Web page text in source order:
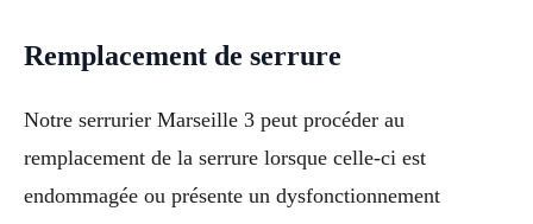
Remplacement de serrure
Notre serrurier Marseille 3 peut procéder au
remplacement de la serrure lorsque celle-ci est
endommagée ou présente un dysfonctionnement